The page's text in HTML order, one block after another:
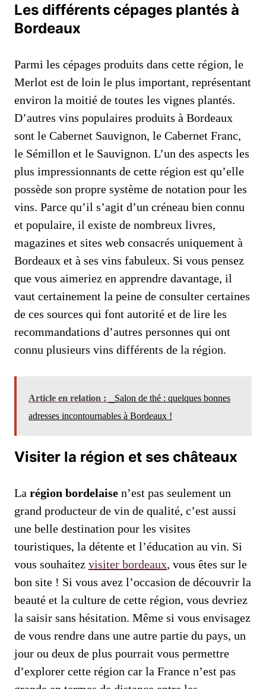
Les différents cépages plantés à
Bordeaux
Parmi les cépages produits dans cette région, le
Merlot est de loin le plus important, représentant
environ la moitié de toutes les vignes plantés.
D’autres vins populaires produits à Bordeaux
sont le Cabernet Sauvignon, le Cabernet Franc,
le Sémillon et le Sauvignon. L’un des aspects les
plus impressionnants de cette région est qu’elle
possède son propre système de notation pour les
vins. Parce qu’il s’agit d’un créneau bien connu
et populaire, il existe de nombreux livres,
magazines et sites web consacrés uniquement à
Bordeaux et à ses vins fabuleux. Si vous pensez
que vous aimeriez en apprendre davantage, il
vaut certainement la peine de consulter certaines
de ces sources qui font autorité et de lire les
recommandations d’autres personnes qui ont
connu plusieurs vins différents de la région.
Article en relation :
Salon de thé : quelques bonnes
adresses incontournables à Bordeaux !
Visiter la région et ses châteaux
La région bordelaise n’est pas seulement un
grand producteur de vin de qualité, c’est aussi
une belle destination pour les visites
touristiques, la détente et l’éducation au vin. Si
vous souhaitez visiter bordeaux, vous êtes sur le
bon site ! Si vous avez l’occasion de découvrir la
beauté et la culture de cette région, vous devriez
la saisir sans hésitation. Même si vous envisagez
de vous rendre dans une autre partie du pays, un
jour ou deux de plus pourrait vous permettre
d’explorer cette région car la France n’est pas